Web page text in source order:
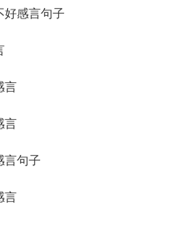
好感言句子
言
言
言句子
言